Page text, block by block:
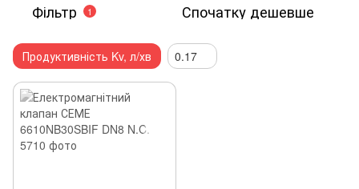
Фільтр 1 Спочатку дешевше
Продуктивність Kv, л/хв 0.17